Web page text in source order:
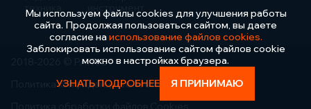
техника
инструмент
2018-2026 © PATRIOT
Политика конфиденциальности
Мы используем файлы cookies для улучшения работы
сайта. Продолжая пользоваться сайтом, вы даете
согласие на использование файлов cookies.
Заблокировать использование сайтом файлов cookie
можно в настройках браузера.
УЗНАТЬ ПОДРОБНЕЕ
Я ПРИНИМАЮ